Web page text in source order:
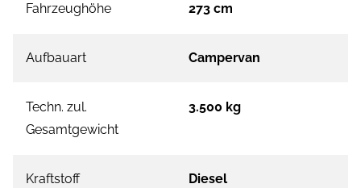
Fahrzeughöhe 273 cm
Aufbauart Campervan
Techn. zul.
Gesamtgewicht
3.500 kg
Kraftstoff Diesel